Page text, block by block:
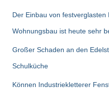
Der Einbau von
Wohnungsbau ist heute sehr
Großer Schaden an den
Schulküche
Können Industriekletterer